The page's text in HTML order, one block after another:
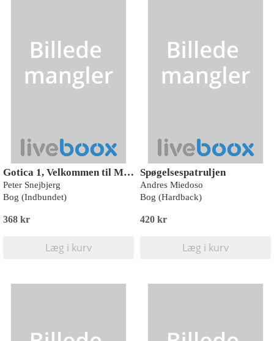
Gotica 1, Velkommen til Midborg, Rød Læseklub
Peter Snejbjerg
Bog (Indbundet)
368 kr
Læg i kurv
Spøgelsespatruljen
Andres Miedoso
Bog (Hardback)
420 kr
Læg i kurv